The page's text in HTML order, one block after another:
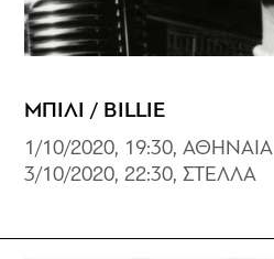
ΜΠΙΛΙ / BILLIE
1/10/2020, 19:30, ΑΘΗΝΑΙΑ
3/10/2020, 22:30, ΣΤΕΛΛΑ